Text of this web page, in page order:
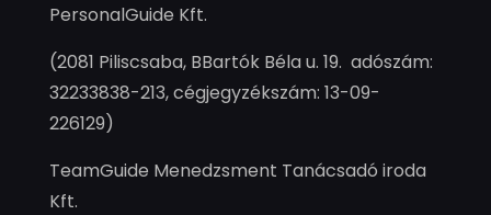
PersonalGuide Kft.
(2081 Piliscsaba, BBartók Béla u. 19. adószám:
32233838-213, cégjegyzékszám: 13-09-
226129)
TeamGuide Menedzsment Tanácsadó iroda
Kft.